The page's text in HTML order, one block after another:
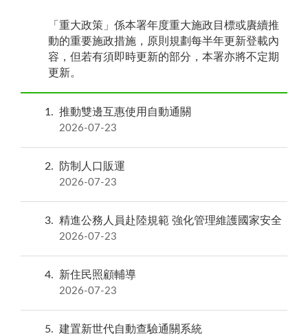
「重大政策」係本署年度重大施政目標或賡續推
動的重要施政措施，原則規劃每半年更新登載內
容，但若有須即時更新的部分，本署亦將不定期
更新。
1 推動雙邊互惠使用自動通關
2026-07-23
2 防制人口販運
2026-07-23
3 精進公務人員赴陸規範 強化管理維護國家安全
2026-07-23
4 新住民照顧輔導
2026-07-23
5 建置新世代自動查驗通關系統